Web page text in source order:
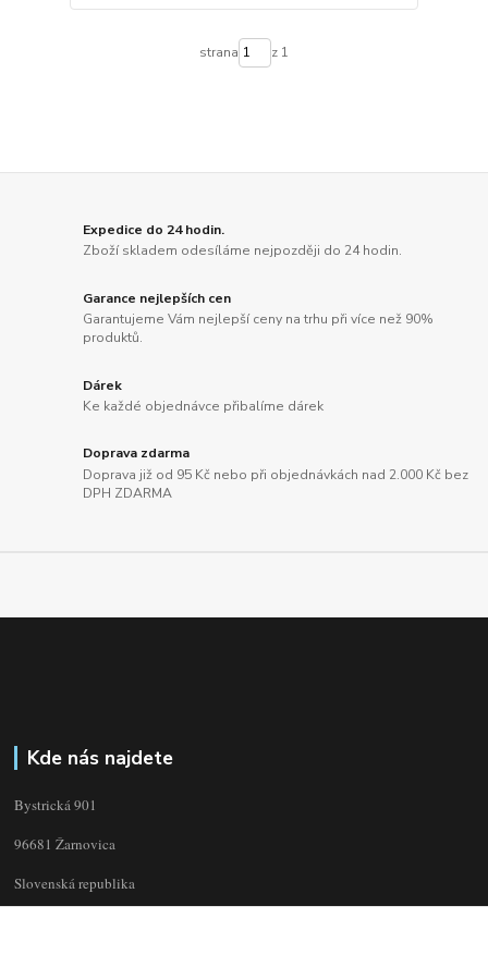
strana z 1
Expedice do 24 hodin.
Zboží skladem odesíláme nejpozději do 24 hodin.
Garance nejlepších cen
Garantujeme Vám nejlepší ceny na trhu při více než 90%
produktů.
Dárek
Ke každé objednávce přibalíme dárek
Doprava zdarma
Doprava již od 95 Kč nebo při objednávkách nad 2.000 Kč bez
DPH ZDARMA
Kde nás najdete
Bystrická 901
96681 Žarnovica
Slovenská republika